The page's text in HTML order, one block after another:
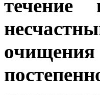
течение